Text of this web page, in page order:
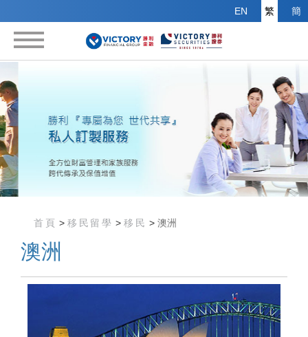
首頁
財富管理
信託
信貸
移民留學
海外物業投資
EN 繁 簡
首頁 > 移民留學 > 移民 > 澳洲
澳洲